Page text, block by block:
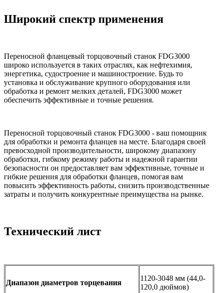
Широкий спектр применения
Переносной фланцевый торцовочный станок FDG3000
широко используется в таких отраслях, как нефтехимия,
энергетика, судостроение и машиностроение. Будь то
установка и обслуживание крупного оборудования или
обработка и ремонт мелких деталей, FDG3000 может
обеспечить эффективные и точные решения.
Переносной торцовочный станок FDG3000 - ваш помощник
для обработки и ремонта фланцев на месте. Благодаря своей
превосходной производительности, широкому диапазону
обработки, гибкому режиму работы и надежной гарантии
безопасности он предоставляет вам эффективные, точные и
гибкие решения для обработки фланцев, помогая вам
повысить эффективность работы, снизить производственные
затраты и получить конкурентные преимущества на рынке.
Технический лист
Диапазон диаметров торцевания
1120-3048 мм (44,0-
120,0 дюймов)